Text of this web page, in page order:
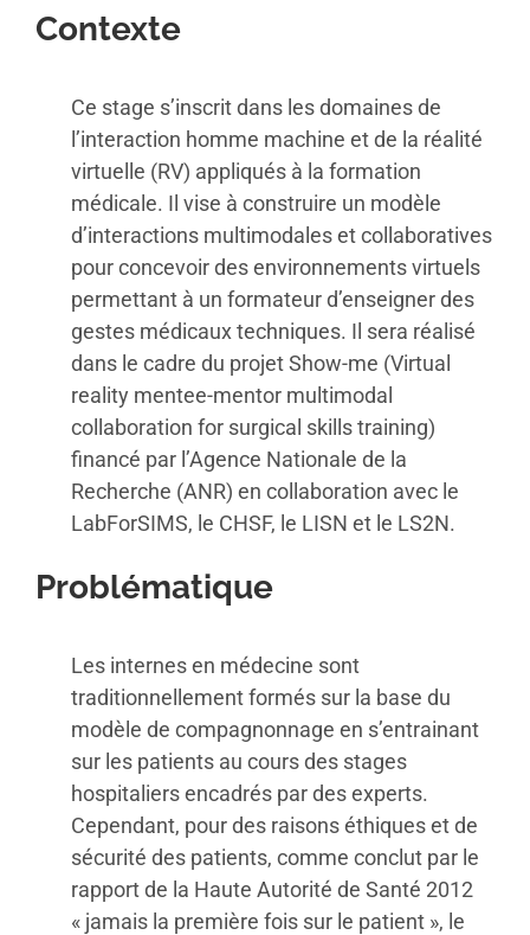
Contexte
Ce stage s’inscrit dans les domaines de
l’interaction homme machine et de la réalité
virtuelle (RV) appliqués à la formation
médicale. Il vise à construire un modèle
d’interactions multimodales et collaboratives
pour concevoir des environnements virtuels
permettant à un formateur d’enseigner des
gestes médicaux techniques. Il sera réalisé
dans le cadre du projet Show-me (Virtual
reality mentee-mentor multimodal
collaboration for surgical skills training)
financé par l’Agence Nationale de la
Recherche (ANR) en collaboration avec le
LabForSIMS, le CHSF, le LISN et le LS2N.
Problématique
Les internes en médecine sont
traditionnellement formés sur la base du
modèle de compagnonnage en s’entrainant
sur les patients au cours des stages
hospitaliers encadrés par des experts.
Cependant, pour des raisons éthiques et de
sécurité des patients, comme conclut par le
rapport de la Haute Autorité de Santé 2012
« jamais la première fois sur le patient », le